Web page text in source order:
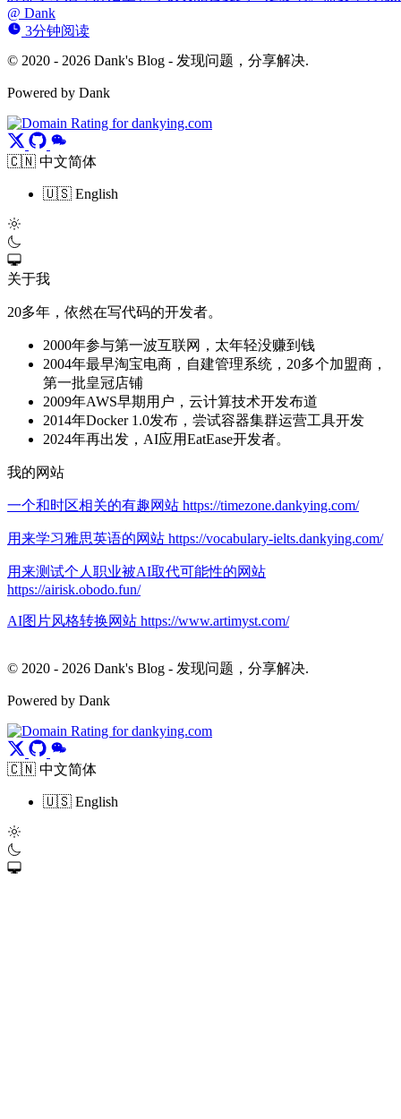
@ Dank
3分钟阅读
© 2020 - 2026 Dank's Blog - 发现问题，分享解决.
Powered by Dank
🇨🇳 中文简体
🇺🇸 English
关于我
20多年，依然在写代码的开发者。
2000年参与第一波互联网，太年轻没赚到钱
2004年最早淘宝电商，自建管理系统，20多个加盟商，
第一批皇冠店铺
2009年AWS早期用户，云计算技术开发布道
2014年Docker 1.0发布，尝试容器集群运营工具开发
2024年再出发，AI应用EatEase开发者。
我的网站
一个和时区相关的有趣网站 https://timezone.dankying.com/
用来学习雅思英语的网站 https://vocabulary-ielts.dankying.com/
用来测试个人职业被AI取代可能性的网站
https://airisk.obodo.fun/
AI图片风格转换网站 https://www.artimyst.com/
© 2020 - 2026 Dank's Blog - 发现问题，分享解决.
Powered by Dank
🇨🇳 中文简体
🇺🇸 English